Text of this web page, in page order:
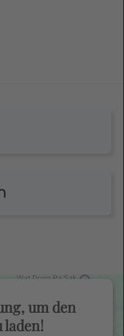
um den
laden!